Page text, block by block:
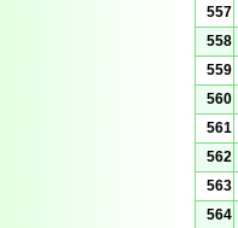
557
558
559
560
561
562
563
564